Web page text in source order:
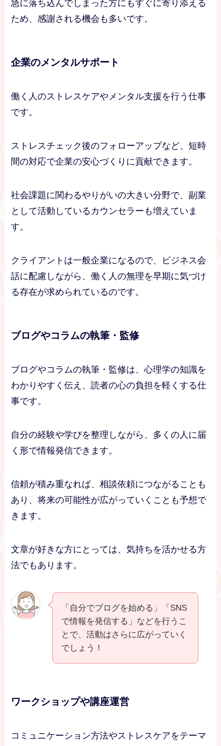
急に落ち込んでしまった方にもすぐに寄り添える
ため、感謝される機会も多いです。
企業のメンタルサポート
働く人のストレスケアやメンタル支援を行う仕事
です。
ストレスチェック後のフォローアップなど、短時
間の対応で企業の安心づくりに貢献できます。
社会課題に関わるやりがいの大きい分野で、副業
として活動しているカウンセラーも増えていま
す。
クライアントは一般企業になるので、ビジネス会
話に配慮しながら、働く人の無理を早期に気づけ
る存在が求められているのです。
ブログやコラムの執筆・監修
ブログやコラムの執筆・監修は、心理学の知識を
わかりやすく伝え、読者の心の負担を軽くする仕
事です。
自分の経験や学びを整理しながら、多くの人に届
く形で情報発信できます。
信頼が積み重なれば、相談依頼につながることも
あり、将来の可能性が広がっていくことも予想で
きます。
文章が好きな方にとっては、気持ちを活かせる方
法でもあります。
「自分でブログを始める」「SNS
で情報を発信する」などを行うこ
とで、活動はさらに広がっていく
でしょう！
ワークショップや講座運営
コミュニケーション方法やストレスケアをテーマ